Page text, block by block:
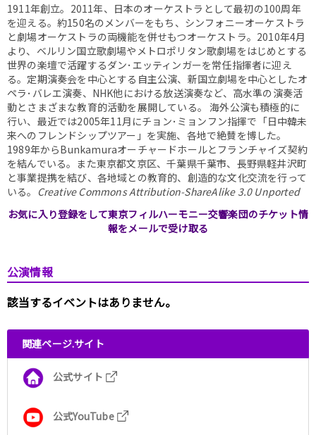
1911年創立。2011年、日本のオーケストラとして最初の100周年
を迎える。約150名のメンバーをもち、シンフォニーオーケストラ
と劇場オーケストラの両機能を併せもつオーケストラ。2010年4月
より、ベルリン国立歌劇場やメトロポリタン歌劇場をはじめとする
世界の楽壇で活躍するダン･エッティンガーを常任指揮者に迎え
る。定期演奏会を中心とする自主公演、新国立劇場を中心としたオ
ペラ･バレエ演奏、NHK他における放送演奏など、高水準の演奏活
動とさまざまな教育的活動を展開している。 海外公演も積極的に
行い、最近では2005年11月にチョン･ミョンフン指揮で「日中韓未
来へのフレンドシップツアー」を実施、各地で絶賛を博した。
1989年からBunkamuraオーチャードホールとフランチャイズ契約
を結んでいる。また東京都文京区、千葉県千葉市、長野県軽井沢町
と事業提携を結び、各地域との教育的、創造的な文化交流を行って
いる。 Creative Commons Attribution-ShareAlike 3.0 Unported
お気に入り登録をして東京フィルハーモニー交響楽団のチケット情
報をメールで受け取る
公演情報
該当するイベントはありません。
関連ページ.サイト
公式サイト
公式YouTube